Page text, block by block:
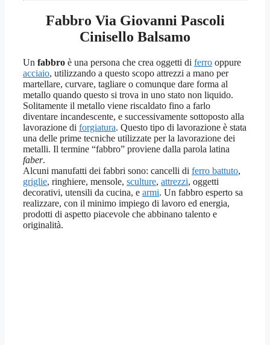
Fabbro Via Giovanni Pascoli
Cinisello Balsamo
Un fabbro è una persona che crea oggetti di ferro oppure
acciaio, utilizzando a questo scopo attrezzi a mano per
martellare, curvare, tagliare o comunque dare forma al
metallo quando questo si trova in uno stato non liquido.
Solitamente il metallo viene riscaldato fino a farlo
diventare incandescente, e successivamente sottoposto alla
lavorazione di forgiatura. Questo tipo di lavorazione è stata
una delle prime tecniche utilizzate per la lavorazione dei
metalli. Il termine “fabbro” proviene dalla parola latina
faber.
Alcuni manufatti dei fabbri sono: cancelli di ferro battuto,
griglie, ringhiere, mensole, sculture, attrezzi, oggetti
decorativi, utensili da cucina, e armi. Un fabbro esperto sa
realizzare, con il minimo impiego di lavoro ed energia,
prodotti di aspetto piacevole che abbinano talento e
originalità.